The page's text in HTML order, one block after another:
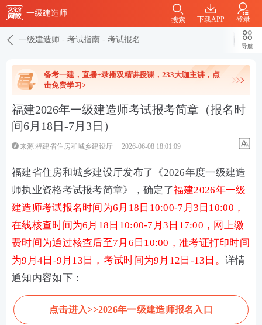
一级建造师
下载APP 登录
搜索
一级建造师 - 考试指南 - 考试报名
导航
备考一建，直播+录播双精讲授课，233大咖主讲，点
击免费学习>
福建2026年一级建造师考试报考简章（报名时
间6月18日-7月3日）
来源:福建省住房和城乡建设厅 2026-06-08 18:01:09
福建省住房和城乡建设厅发布了《2026年度一级建造
师执业资格考试报考简章》，确定了福建2026年一级
建造师考试报名时间为6月18日10:00-7月3日10:00，
在线核查时间为6月18日10:00-7月3日17:00，网上缴
费时间为通过核查后至7月6日10:00，准考证打印时间
为9月4日-9月13日，考试时间为9月12日-13日。详情
通知内容如下：
点击进入>>2026年一级建造师报名入口